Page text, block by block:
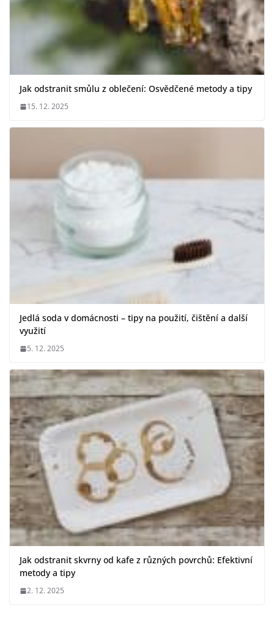
Jak odstranit smůlu z oblečení: Osvědčené metody a tipy
15. 12. 2025
Jedlá soda v domácnosti – tipy na použití, čištění a další
využití
5. 12. 2025
Jak odstranit skvrny od kafe z různých povrchů: Efektivní
metody a tipy
2. 12. 2025